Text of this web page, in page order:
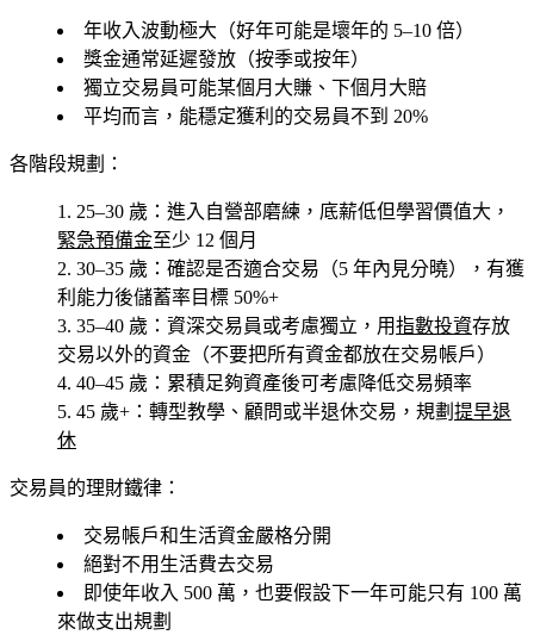
年收入波動極大（好年可能是壞年的 5–10 倍）
獎金通常延遲發放（按季或按年）
獨立交易員可能某個月大賺、下個月大賠
平均而言，能穩定獲利的交易員不到 20%
各階段規劃：
25–30 歲 ：進入自營部磨練，底薪低但學習價值大，
緊急預備金至少 12 個月
30–35 歲 ：確認是否適合交易（5 年內見分曉），有獲
利能力後儲蓄率目標 50%+
35–40 歲 ：資深交易員或考慮獨立，用指數投資存放
交易以外的資金（不要把所有資金都放在交易帳戶）
40–45 歲 ：累積足夠資產後可考慮降低交易頻率
45 歲+ ：轉型教學、顧問或半退休交易，規劃 提早退
休
交易員的理財鐵律 ：
交易帳戶和生活資金嚴格分開
絕對不用生活費去交易
即使年收入 500 萬，也要假設下一年可能只有 100 萬
來做支出規劃